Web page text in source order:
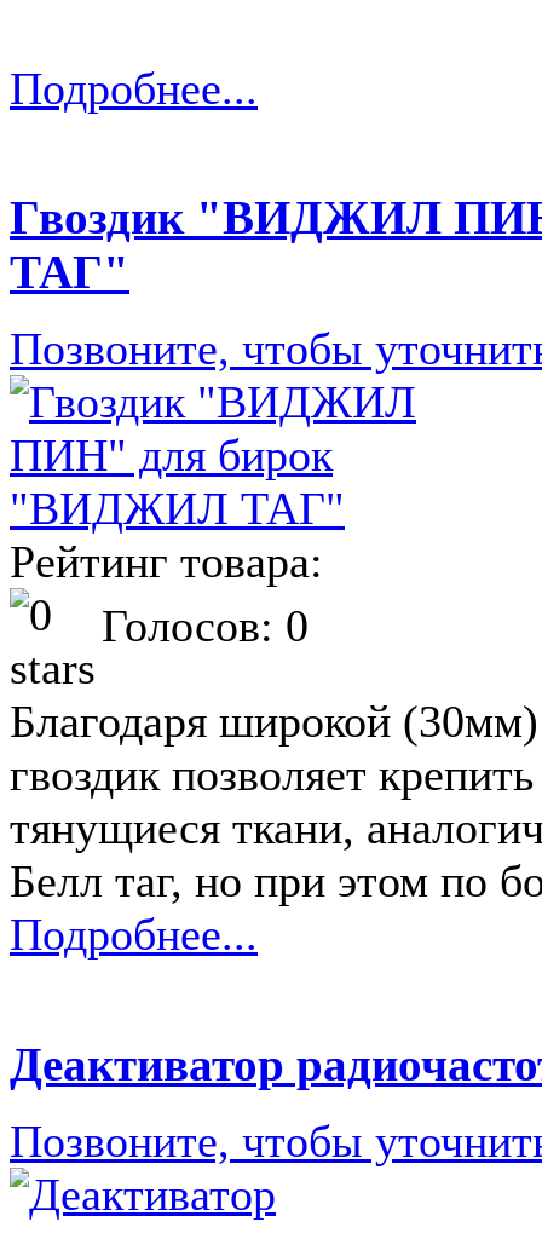
Подробнее...
Гвоздик "ВИДЖИЛ
ТАГ"
Позвоните, чтобы
Рейтинг товара:
Голосов: 0
Благодаря широкой
гвоздик позволяет
тянущиеся ткани,
Белл таг, но при этом по
Подробнее...
Деактиватор
Позвоните, чтобы